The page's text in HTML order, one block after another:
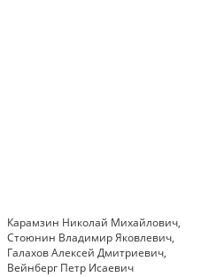
Карамзин Николай Михайлович,
Стоюнин Владимир Яковлевич,
Галахов Алексей Дмитриевич,
Вейнберг Петр Исаевич